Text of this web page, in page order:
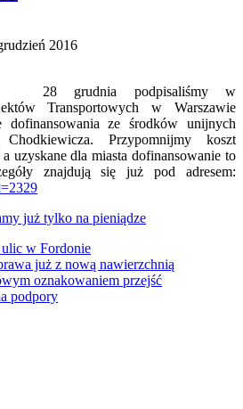
2016
28 grudnia podpisaliśmy w
Transportowych w Warszawie
dofinansowania ze środków unijnych
Przypomnijmy koszt
uzyskane dla miasta dofinansowanie to
znajdują się już pod adresem:
już tylko na pieniądze
w Fordonie
już z nową nawierzchnią
oznakowaniem przejść
podpory